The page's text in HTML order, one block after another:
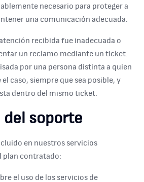
necesario para proteger a
una comunicación adecuada.
recibida fue inadecuada o
un reclamo mediante un ticket.
por una persona distinta a quien
caso, siempre que sea posible, y
dentro del mismo ticket.
del soporte
en nuestros servicios
plan contratado:
el uso de los servicios de